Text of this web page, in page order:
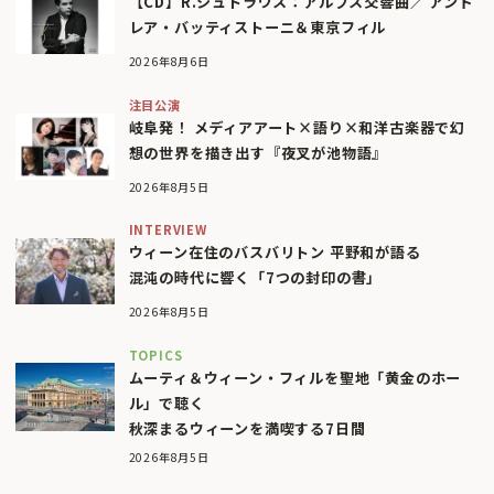
レア・バッティストーニ＆東京フィル
2026年8月6日
注目公演
岐阜発！ メディアアート×語り×和洋古楽器で幻
想の世界を描き出す『夜叉が池物語』
2026年8月5日
INTERVIEW
ウィーン在住のバスバリトン 平野和が語る
混沌の時代に響く「7つの封印の書」
2026年8月5日
TOPICS
ムーティ＆ウィーン・フィルを聖地「黄金のホー
ル」で聴く
秋深まるウィーンを満喫する7日間
2026年8月5日